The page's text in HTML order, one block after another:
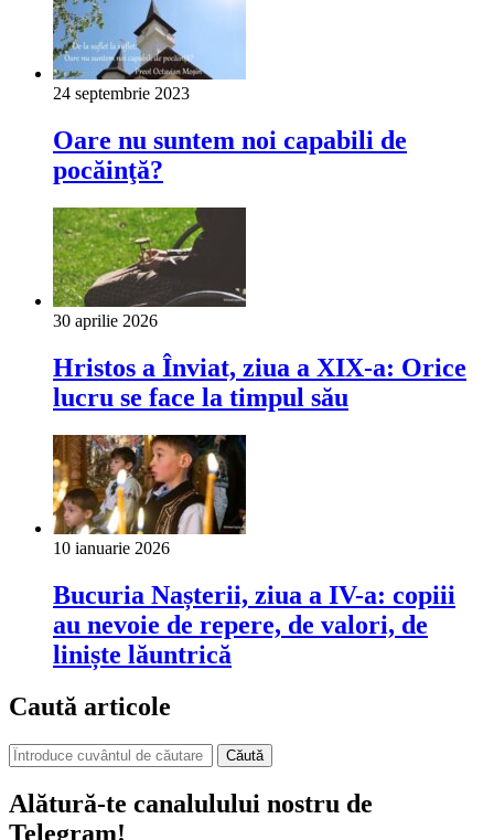
24 septembrie 2023
Oare nu suntem noi capabili de
pocăinţă?
30 aprilie 2026
Hristos a Înviat, ziua a XIX-a: Orice
lucru se face la timpul său
10 ianuarie 2026
Bucuria Nașterii, ziua a IV-a: copiii
au nevoie de repere, de valori, de
liniște lăuntrică
Caută articole
Căută
Alătură-te canalulului nostru de
Telegram!